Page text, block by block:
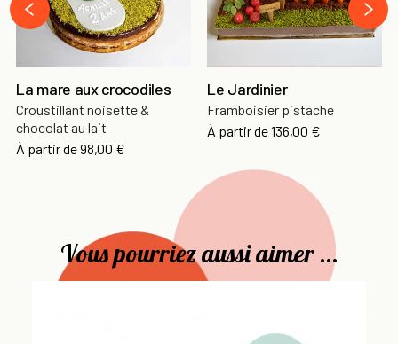
La mare aux crocodiles
Croustillant noisette &
chocolat au lait
À partir de98,00 €
Le Jardinier
Framboisier pistache
À partir de136,00 €
‹
Vous pourriez aussi aimer ...